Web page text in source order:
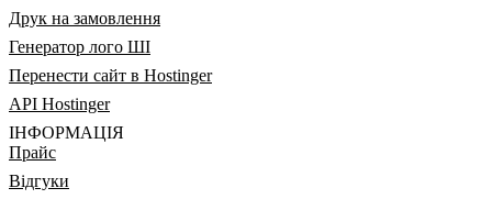
Друк на замовлення
Генератор лого ШІ
Перенести сайт в Hostinger
API Hostinger
ІНФОРМАЦІЯ
Прайс
Відгуки